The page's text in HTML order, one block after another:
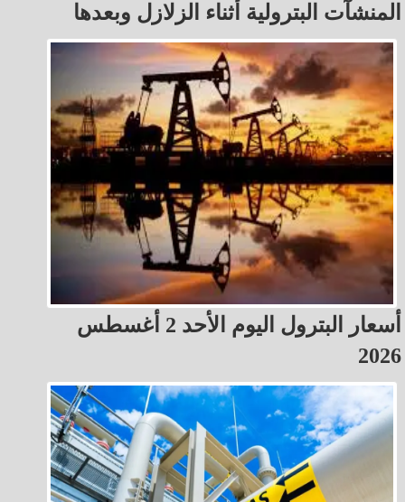
المنشآت البترولية أثناء الزلازل وبعدها
أسعار البترول اليوم الأحد 2 أغسطس
2026